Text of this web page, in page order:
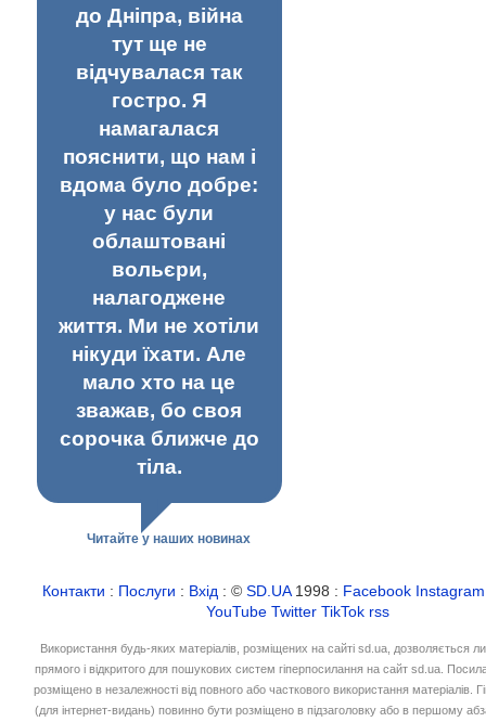
до Дніпра, війна
тут ще не
відчувалася так
гостро. Я
намагалася
пояснити, що нам і
вдома було добре:
у нас були
облаштовані
вольєри,
налагоджене
життя. Ми не хотіли
нікуди їхати. Але
мало хто на це
зважав, бо своя
сорочка ближче до
тіла.
Читайте у наших новинах
Контакти : Послуги : Вхід : ©SD.UA1998 : Facebook Instagram
YouTube Twitter TikTok rss
Використання будь-яких матеріалів, розміщених на сайті sd.ua, дозволяється
прямого і відкритого для пошукових систем гіперпосилання на сайт sd.ua.
розміщено в незалежності від повного або часткового використання матеріалів.
(для інтернет-видань) повинно бути розміщено в підзаголовку або в першому